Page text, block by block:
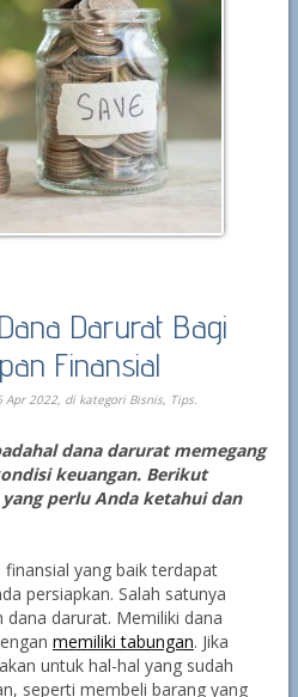
Darurat Bagi
Finansial
Apr 2022, di kategori Bisnis, Tips.
dana darurat memegang
keuangan. Berikut
perlu Anda ketahui dan
yang baik terdapat
persiapkan. Salah satunya
darurat. Memiliki dana
memiliki tabungan. Jika
untuk hal-hal yang sudah
seperti membeli barang yang